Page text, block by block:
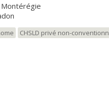
CHSLD privé non-